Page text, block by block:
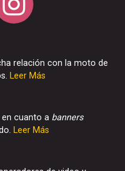
relación con la moto de
Leer Más
cuanto a banners
Leer Más